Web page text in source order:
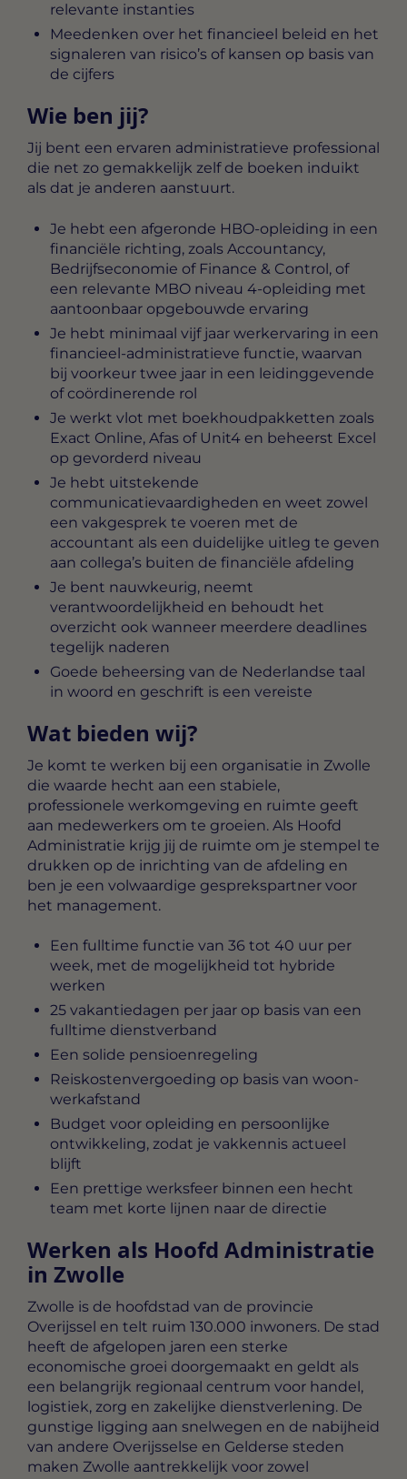
relevante instanties
Meedenken over het financieel beleid en het
signaleren van risico’s of kansen op basis van
de cijfers
Wie ben jij?
Jij bent een ervaren administratieve professional
die net zo gemakkelijk zelf de boeken induikt
als dat je anderen aanstuurt.
Je hebt een afgeronde HBO-opleiding in een
financiële richting, zoals Accountancy,
Bedrijfseconomie of Finance & Control, of
een relevante MBO niveau 4-opleiding met
aantoonbaar opgebouwde ervaring
Je hebt minimaal vijf jaar werkervaring in een
financieel-administratieve functie, waarvan
bij voorkeur twee jaar in een leidinggevende
of coördinerende rol
Je werkt vlot met boekhoudpakketten zoals
Exact Online, Afas of Unit4 en beheerst Excel
op gevorderd niveau
Je hebt uitstekende
communicatievaardigheden en weet zowel
een vakgesprek te voeren met de
accountant als een duidelijke uitleg te geven
aan collega’s buiten de financiële afdeling
Je bent nauwkeurig, neemt
verantwoordelijkheid en behoudt het
overzicht ook wanneer meerdere deadlines
tegelijk naderen
Goede beheersing van de Nederlandse taal
in woord en geschrift is een vereiste
Wat bieden wij?
Je komt te werken bij een organisatie in Zwolle
die waarde hecht aan een stabiele,
professionele werkomgeving en ruimte geeft
aan medewerkers om te groeien. Als Hoofd
Administratie krijg jij de ruimte om je stempel te
drukken op de inrichting van de afdeling en
ben je een volwaardige gesprekspartner voor
het management.
Een fulltime functie van 36 tot 40 uur per
week, met de mogelijkheid tot hybride
werken
25 vakantiedagen per jaar op basis van een
fulltime dienstverband
Een solide pensioenregeling
Reiskostenvergoeding op basis van woon-
werkafstand
Budget voor opleiding en persoonlijke
ontwikkeling, zodat je vakkennis actueel
blijft
Een prettige werksfeer binnen een hecht
team met korte lijnen naar de directie
Werken als Hoofd Administratie
in Zwolle
Zwolle is de hoofdstad van de provincie
Overijssel en telt ruim 130.000 inwoners. De stad
heeft de afgelopen jaren een sterke
economische groei doorgemaakt en geldt als
een belangrijk regionaal centrum voor handel,
logistiek, zorg en zakelijke dienstverlening. De
gunstige ligging aan snelwegen en de nabijheid
van andere Overijsselse en Gelderse steden
maken Zwolle aantrekkelijk voor zowel